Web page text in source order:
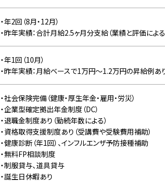
・年2回（8月・12月）
・昨年実績：合計月給2.5ヶ月分支給（業績と評価による
・年1回（10月）
・昨年実績：月給ベースで1万円〜1.2万円の昇給例あ
・社会保険完備（健康・厚生年金・雇用・労災）
・企業型確定拠出年金制度（DC）
・退職金制度あり（勤続年数による）
・資格取得支援制度あり（受講費や受験費用補助）
・健康診断（年1回）、インフルエンザ予防接種補助
・無料FP相談制度
・制服貸与、道具貸与
・誕生日休暇あり